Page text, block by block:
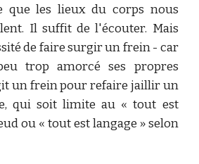
que les lieux du corps nous
Il suffit de l'écouter. Mais
de faire surgir un frein - car
trop amorcé ses propres
un frein pour refaire jaillir un
qui soit limite au « tout est
ou « tout est langage » selon